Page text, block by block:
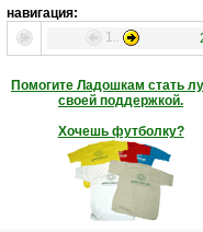
навигация:
1..
Помогите Ладошкам стать
своей поддержкой.
Хочешь футболку?